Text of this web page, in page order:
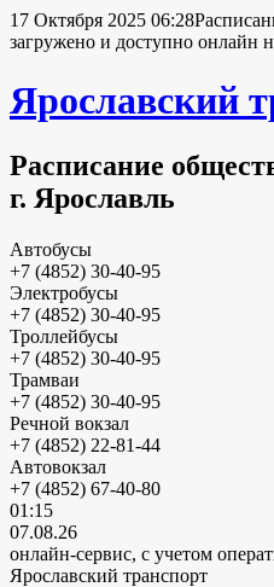
17 Октября 2025 06:28
загружено и доступно онлайн
Ярославский
Расписание
г. Ярославль
Автобусы
+7 (4852) 30-40-95
Электробусы
+7 (4852) 30-40-95
Троллейбусы
+7 (4852) 30-40-95
Трамваи
+7 (4852) 30-40-95
Речной вокзал
+7 (4852) 22-81-44
Автовокзал
+7 (4852) 67-40-80
01:15
07.08.26
онлайн-сервис, с учетом
Ярославский транспорт